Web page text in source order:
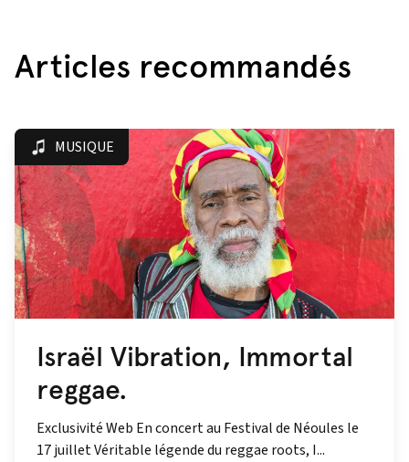
Articles recommandés
MUSIQUE
Israël Vibration, Immortal
reggae.
Exclusivité Web En concert au Festival de Néoules le
17 juillet Véritable légende du reggae roots, I...